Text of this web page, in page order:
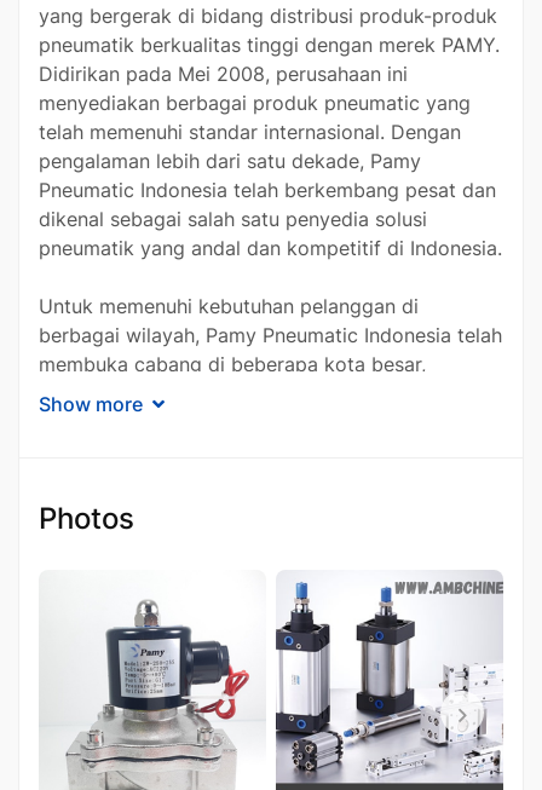
yang bergerak di bidang distribusi produk-produk
pneumatik berkualitas tinggi dengan merek PAMY.
Didirikan pada Mei 2008, perusahaan ini
menyediakan berbagai produk pneumatic yang
telah memenuhi standar internasional. Dengan
pengalaman lebih dari satu dekade, Pamy
Pneumatic Indonesia telah berkembang pesat dan
dikenal sebagai salah satu penyedia solusi
pneumatik yang andal dan kompetitif di Indonesia.
Untuk memenuhi kebutuhan pelanggan di
berbagai wilayah, Pamy Pneumatic Indonesia telah
membuka cabang di beberapa kota besar,
termasuk Jakarta, Semarang, dan Surabaya.
bagi pelanggan di seluruh Indonesia. Selain itu,
Pamy Pneumatic Indonesia mengedepankan
kualitas produk dengan harga yang kompetitif
untuk mendukung berbagai kebutuhan industri.
Keunggulan Produk
Pamy Pneumatic
Show more
Photos